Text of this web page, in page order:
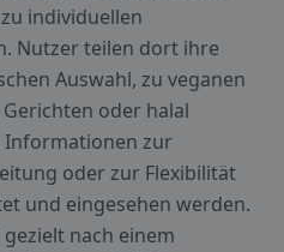
individuellen
Nutzer teilen dort ihre
Auswahl, zu veganen
oder halal
Informationen zur
oder zur Flexibilität
und eingesehen werden.
nach einem